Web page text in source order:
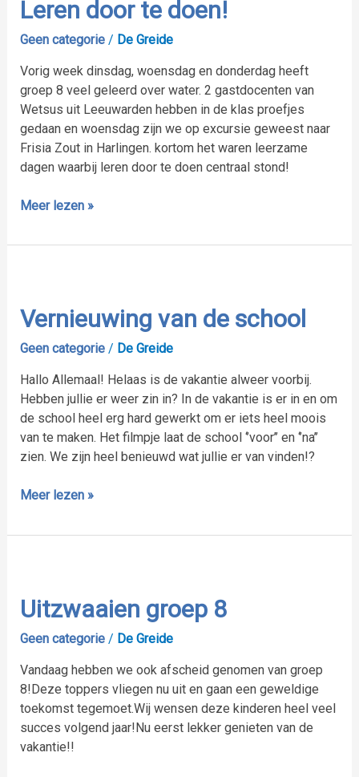
Leren door te doen!
Geen categorie/ De Greide
Vorig week dinsdag, woensdag en donderdag heeft
groep 8 veel geleerd over water. 2 gastdocenten van
Wetsus uit Leeuwarden hebben in de klas proefjes
gedaan en woensdag zijn we op excursie geweest naar
Frisia Zout in Harlingen. kortom het waren leerzame
dagen waarbij leren door te doen centraal stond!
doen!
Meer lezen »
Vernieuwing van de school
Geen categorie/ De Greide
Hallo Allemaal! Helaas is de vakantie alweer voorbij.
Hebben jullie er weer zin in? In de vakantie is er in en om
de school heel erg hard gewerkt om er iets heel moois
van te maken. Het filmpje laat de school ‘’voor’’ en ‘’na’’
zien. We zijn heel benieuwd wat jullie er van vinden!?
de
school
Meer lezen »
Uitzwaaien groep 8
Geen categorie/ De Greide
Vandaag hebben we ook afscheid genomen van groep
8!Deze toppers vliegen nu uit en gaan een geweldige
toekomst tegemoet.Wij wensen deze kinderen heel veel
succes volgend jaar!Nu eerst lekker genieten van de
vakantie!!
8